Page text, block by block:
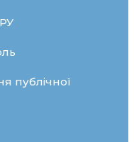
публічної